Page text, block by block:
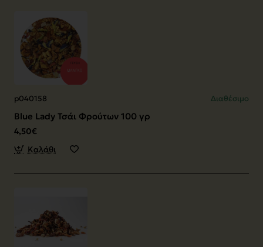
p040158 Διαθέσιμο
Blue Lady Τσάι Φρούτων 100 γρ
4,50€
Καλάθι